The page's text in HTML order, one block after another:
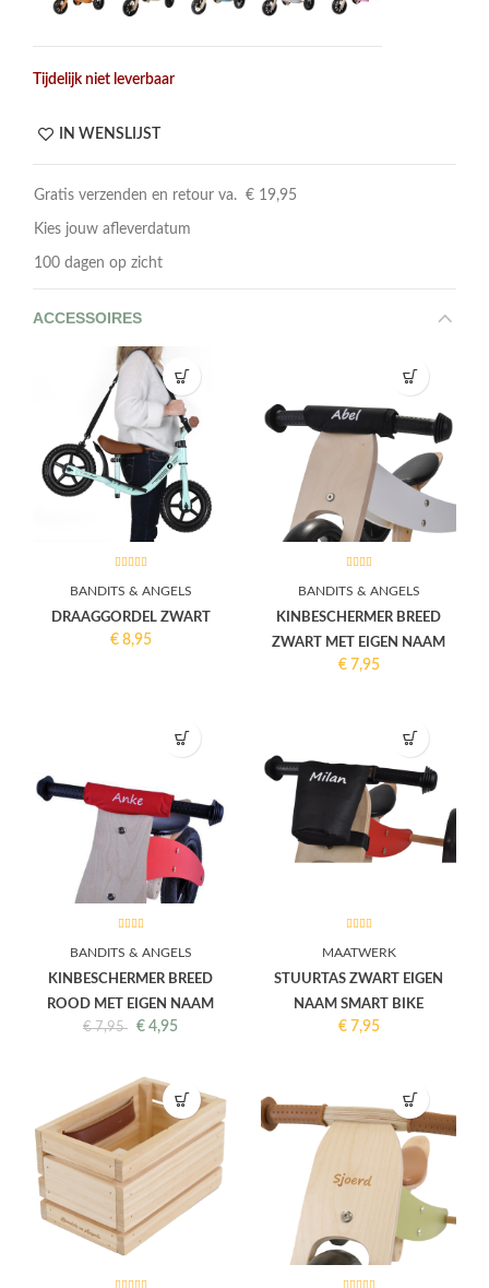
Tijdelijk niet leverbaar
IN WENSLIJST
Gratis verzenden en retour va. € 19,95
Kies jouw afleverdatum
100 dagen op zicht
ACCESSOIRES
BANDITS & ANGELS
DRAAGGORDEL ZWART
€ 8,95
BANDITS & ANGELS
KINBESCHERMER BREED
ZWART MET EIGEN NAAM
€ 7,95
BANDITS & ANGELS
KINBESCHERMER BREED
ROOD MET EIGEN NAAM
€7,95 € 4,95
MAATWERK
STUURTAS ZWART EIGEN
NAAM SMART BIKE
€ 7,95